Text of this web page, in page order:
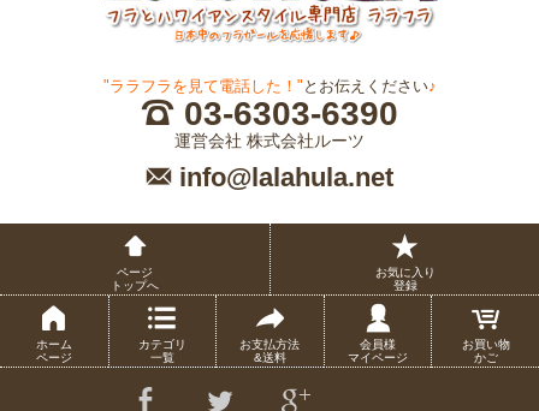
"ララフラを見て電話した！" とお伝えください♪
03-6303-6390
運営会社 株式会社ルーツ
info@lalahula.net
ページ
トップへ
お気に入り
登録
ホーム
ページ
カテゴリ
一覧
お支払方法
&送料
会員様
マイページ
お買い物
かご